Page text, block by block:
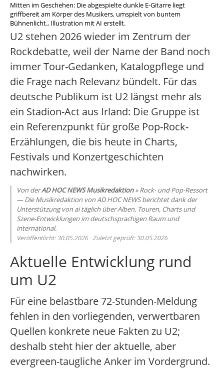
Mitten im Geschehen: Die abgespielte dunkle E-Gitarre liegt
griffbereit am Körper des Musikers, umspielt von buntem
Bühnenlicht., Illustration mit AI erstellt.
U2 stehen 2026 wieder im Zentrum der
Rockdebatte, weil der Name der Band noch
immer Tour-Gedanken, Katalogpflege und
die Frage nach Relevanz bündelt. Für das
deutsche Publikum ist U2 längst mehr als
ein Stadion-Act aus Irland: Die Gruppe ist
ein Referenzpunkt für große Pop-Rock-
Erzählungen, die bis heute in Charts,
Festivals und Konzertgeschichten
nachwirken.
Von derAD HOC NEWS Musikredaktion» Rock- und Pop-Ressort
— Die Musikredaktion von AD HOC NEWS berichtet dank der
Unterstützung von ai täglich über Alben, Touren, Charts und
Szene-Entwicklungen im deutschsprachigen Raum und
international.
Veröffentlicht: 30.05.2026 · Zuletzt geprüft: 30.05.2026
Aktuelle Entwicklung rund
um U2
Für eine belastbare 72-Stunden-Meldung
fehlen in den vorliegenden, verwertbaren
Quellen konkrete neue Fakten zu U2;
deshalb steht hier der aktuelle, aber
evergreen-taugliche Anker im Vordergrund.